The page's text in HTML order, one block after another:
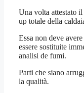
Una volta attestato
up totale della
Essa non deve
essere sostituite
analisi de fumi.
Parti che siano
la qualità.